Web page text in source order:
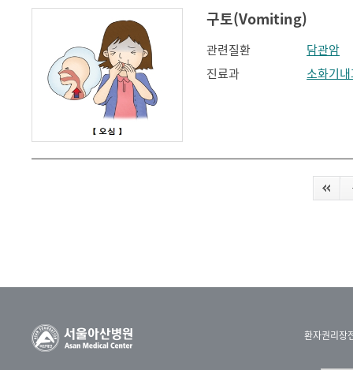
구토(Vomiting)
관련질환
담관암
진료과
소화기
환자권리장